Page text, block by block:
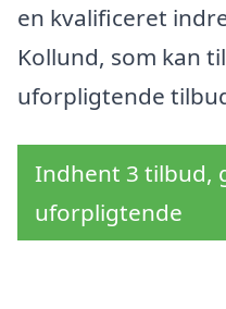
en kvalificeret
Kollund, som kan
uforpligtende
Indhent 3 tilbud,
uforpligtende